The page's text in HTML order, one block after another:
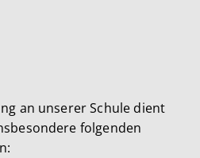
an unserer Schule dient
folgenden